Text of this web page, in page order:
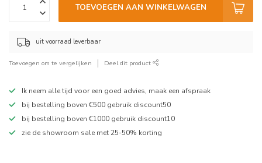
TOEVOEGEN AAN WINKELWAGEN
uit voorraad leverbaar
Toevoegen om te vergelijken Deel dit product
Ik neem alle tijd voor een goed advies, maak een afspraak
bij bestelling boven €500 gebruik discount50
bij bestelling boven €1000 gebruik discount10
zie de showroom sale met 25-50% korting